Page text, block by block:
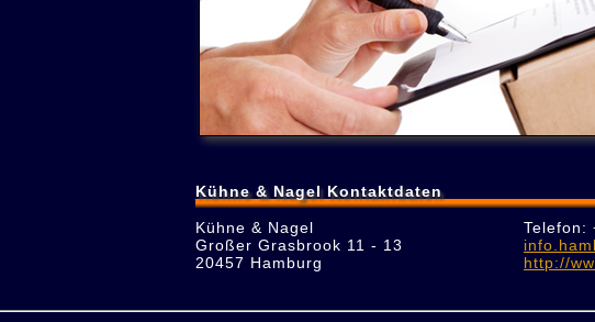
Kühne & Nagel Kontaktdaten
Kühne & Nagel
Großer Grasbrook 11 - 13
20457 Hamburg
Telefon:
http://